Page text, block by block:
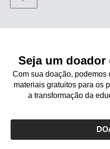
Seja um doador
Com sua doação, podemos
materiais gratuitos para os
a transformação da